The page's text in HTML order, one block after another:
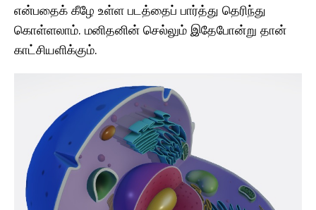
என்பதைக் கீழே உள்ள படத்தைப் பார்த்து தெரிந்து
கொள்ளலாம். மனிதனின் செல்லும் இதேபோன்று தான்
காட்சியளிக்கும்.